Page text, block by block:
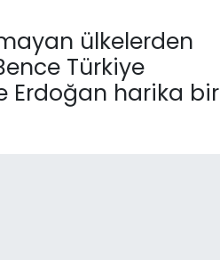
ülkelerden
Türkiye
Erdoğan harika bir